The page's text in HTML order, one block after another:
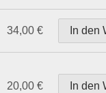
34,00 €
20,00 €